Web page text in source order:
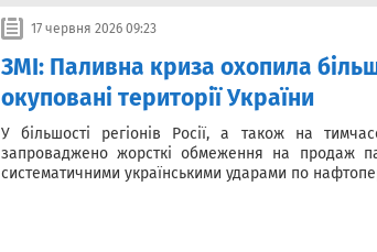
17 червня 2026 09:23
ЗМІ: Паливна криза охопила
окуповані території України
У більшості регіонів Росії, а також на
запроваджено жорсткі обмеження на продаж
систематичними українськими ударами по